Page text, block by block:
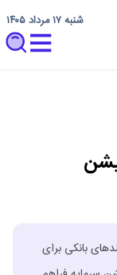
شنبه ۱۷ مرداد ۱۴۰۵
بانکی برای